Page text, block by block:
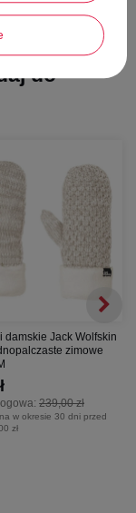
do
damskie Jack Wolfskin
zimowe
239,00 zł
w okresie 30 dni przed
zł